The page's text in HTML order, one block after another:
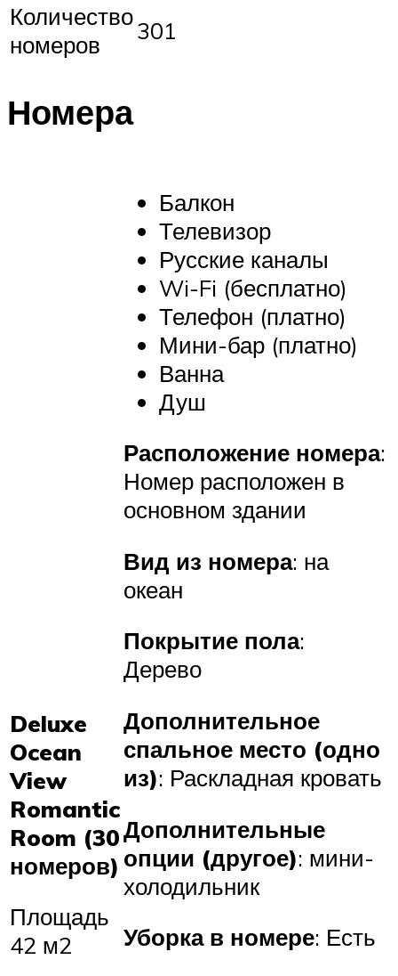
Количество
номеров
301
Номера
Deluxe
Ocean
View
Romantic
Room (30
номеров)
Площадь
42 м2
Балкон
Телевизор
Русские каналы
Wi-Fi (бесплатно)
Телефон (платно)
Мини-бар (платно)
Ванна
Душ
Расположение номера:
Номер расположен в
основном здании
Вид из номера: на
океан
Покрытие пола:
Дерево
Дополнительное
спальное место (одно
из): Раскладная кровать
Дополнительные
опции (другое): мини-
холодильник
Уборка в номере: Есть